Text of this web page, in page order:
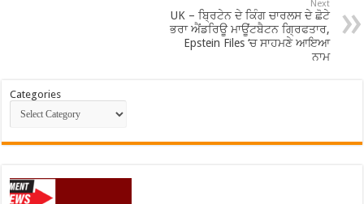
Next
UK – ਬ੍ਰਿਟੇਨ ਦੇ ਕਿੰਗ ਚਾਰਲਸ ਦੇ ਛੋਟੇ
ਭਰਾ ਐਂਡਰਿਊ ਮਾਊਂਟਬੈਟਨ ਗ੍ਰਿਫਤਾਰ,
Epstein Files ‘ਚ ਸਾਹਮਣੇ ਆਇਆ
ਨਾਮ
Categories